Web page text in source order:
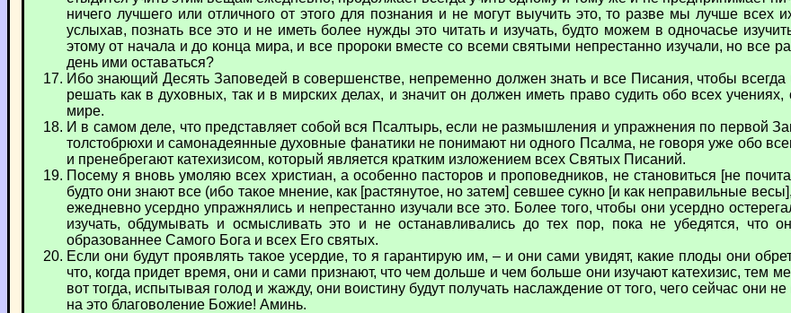
ничего лучшего или отличного от этого для познания и не могут выучить это, то разве мы лучше
услыхав, познать все это и не иметь более нужды это читать и изучать, будто можем в одночасье
этому от начала и до конца мира, и все пророки вместе со всеми святыми непрестанно изучали, но все
день ими оставаться?
Ибо знающий Десять Заповедей в совершенстве, непременно должен знать и все Писания, чтобы всегда
решать как в духовных, так и в мирских делах, и значит он должен иметь право судить обо всех
мире.
И в самом деле, что представляет собой вся Псалтырь, если не размышления и упражнения по первой
толстобрюхи и самонадеянные духовные фанатики не понимают ни одного Псалма, не говоря уже обо
и пренебрегают катехизисом, который является кратким изложением всех Святых Писаний.
Посему я вновь умоляю всех христиан, а особенно пасторов и проповедников, не становиться [не
будто они знают все (ибо такое мнение, как [растянутое, но затем] севшее сукно [и как неправильные
ежедневно усердно упражнялись и непрестанно изучали все это. Более того, чтобы они усердно
изучать, обдумывать и осмысливать это и не останавливались до тех пор, пока не убедятся, что
образованнее Самого Бога и всех Его святых.
Если они будут проявлять такое усердие, то я гарантирую им, – и они сами увидят, какие плоды они
что, когда придет время, они и сами признают, что чем дольше и чем больше они изучают катехизис, тем
вот тогда, испытывая голод и жажду, они воистину будут получать наслаждение от того, чего сейчас они
на это благоволение Божие! Аминь.